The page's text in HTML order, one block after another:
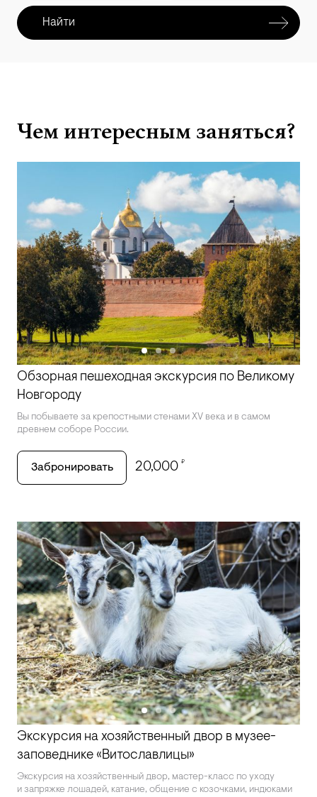
именно в этом по-настоящему великом месте
в свое время начиналась русская
государственность.
Найти
Чем интересным заняться?
Обзорная пешеходная экскурсия по Великому
Новгороду
Вы побываете за крепостными стенами XV века и в самом
древнем соборе России.
Забронировать 20,000 ₽
Экскурсия на хозяйственный двор в музее-
заповеднике «Витославлицы»
Экскурсия на хозяйственный двор, мастер-класс по уходу
и запряжке лошадей, катание, общение с козочками, индюками